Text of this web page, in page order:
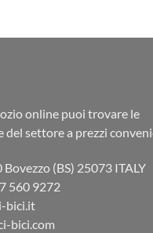
online puoi trovare le
del settore a prezzi
(BS) 25073 ITALY
560 9272
bici.it
bici.com